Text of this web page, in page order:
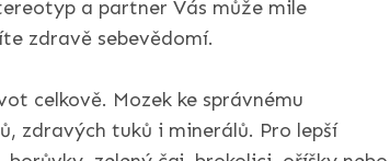
a partner Vás může mile
zdravě sebevědomí.
celkově. Mozek ke správnému
zdravých tuků i minerálů. Pro lepší